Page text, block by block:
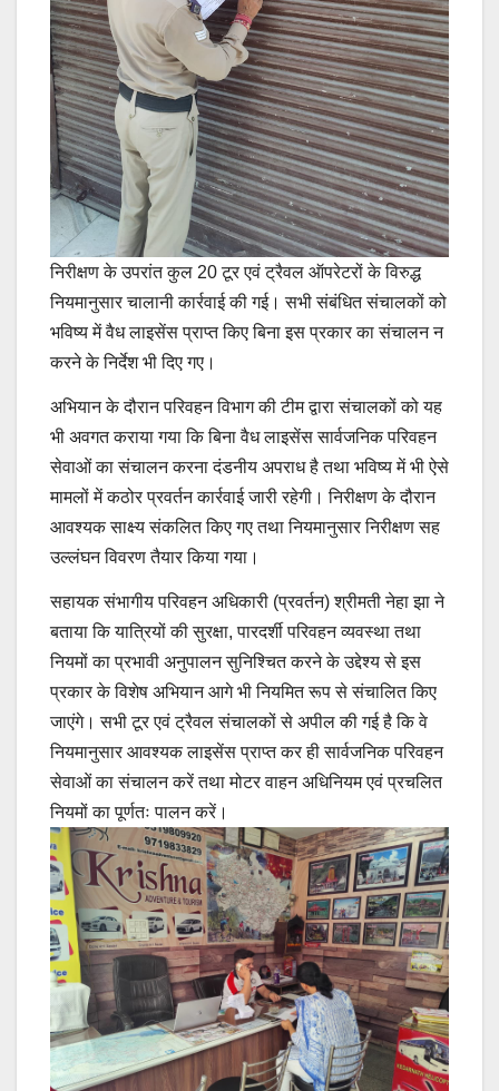
निरीक्षण के उपरांत कुल 20 टूर एवं ट्रैवल ऑपरेटरों के विरुद्ध
नियमानुसार चालानी कार्रवाई की गई। सभी संबंधित संचालकों को
भविष्य में वैध लाइसेंस प्राप्त किए बिना इस प्रकार का संचालन न
करने के निर्देश भी दिए गए।
अभियान के दौरान परिवहन विभाग की टीम द्वारा संचालकों को यह
भी अवगत कराया गया कि बिना वैध लाइसेंस सार्वजनिक परिवहन
सेवाओं का संचालन करना दंडनीय अपराध है तथा भविष्य में भी ऐसे
मामलों में कठोर प्रवर्तन कार्रवाई जारी रहेगी। निरीक्षण के दौरान
आवश्यक साक्ष्य संकलित किए गए तथा नियमानुसार निरीक्षण सह
उल्लंघन विवरण तैयार किया गया।
सहायक संभागीय परिवहन अधिकारी (प्रवर्तन) श्रीमती नेहा झा ने
बताया कि यात्रियों की सुरक्षा, पारदर्शी परिवहन व्यवस्था तथा
नियमों का प्रभावी अनुपालन सुनिश्चित करने के उद्देश्य से इस
प्रकार के विशेष अभियान आगे भी नियमित रूप से संचालित किए
जाएंगे। सभी टूर एवं ट्रैवल संचालकों से अपील की गई है कि वे
नियमानुसार आवश्यक लाइसेंस प्राप्त कर ही सार्वजनिक परिवहन
सेवाओं का संचालन करें तथा मोटर वाहन अधिनियम एवं प्रचलित
नियमों का पूर्णतः पालन करें।